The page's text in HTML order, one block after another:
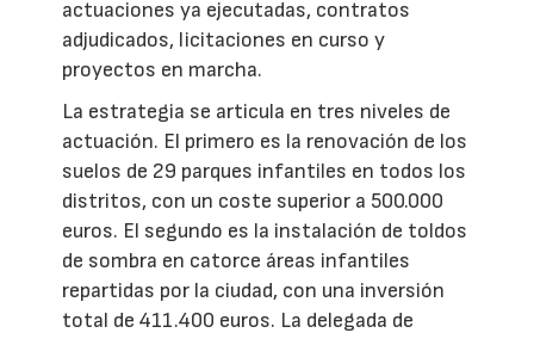
actuaciones ya ejecutadas, contratos
adjudicados, licitaciones en curso y
proyectos en marcha.
La estrategia se articula en tres niveles de
actuación. El primero es la renovación de los
suelos de 29 parques infantiles en todos los
distritos, con un coste superior a 500.000
euros. El segundo es la instalación de toldos
de sombra en catorce áreas infantiles
repartidas por la ciudad, con una inversión
total de 411.400 euros. La delegada de